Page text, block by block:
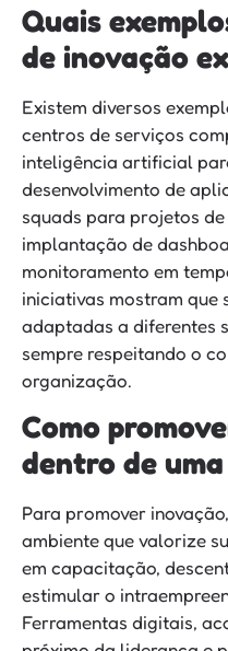
Quais
de inovação
Existem diversos
centros de serviços
inteligência artificial
desenvolvimento de
squads para projetos
implantação de
monitoramento em
iniciativas mostram que
adaptadas a diferentes
sempre respeitando o
organização.
Como
dentro de
Para promover
ambiente que valorize
em capacitação,
estimular o
Ferramentas digitais,